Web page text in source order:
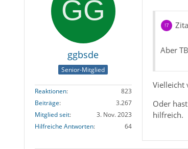
ggbsde
Senior-Mitglied
Reaktionen
823
Beiträge
3.267
Mitglied seit
3. Nov. 2023
Hilfreiche Antworten
64
Aber
Vielleicht
Oder
hilfreich.